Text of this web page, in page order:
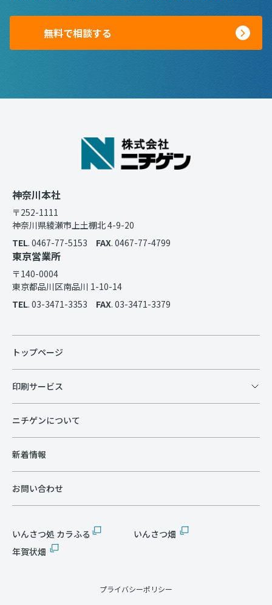
無料で相談する
神奈川本社
〒252-1111
神奈川県綾瀬市上土棚北 4-9-20
TEL. 0467-77-5153 FAX. 0467-77-4799
東京営業所
〒140-0004
東京都品川区南品川 1-10-14
TEL. 03-3471-3353 FAX. 03-3471-3379
トップページ
印刷サービス
ニチゲンについて
新着情報
お問い合わせ
いんさつ処 カラふる
いんさつ畑
年賀状畑
プライバシーポリシー